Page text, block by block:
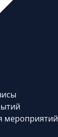
мероприятий